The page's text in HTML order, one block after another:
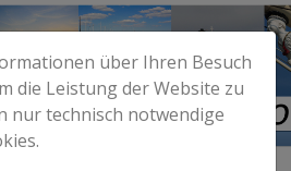
über Ihren Besuch
die Leistung der Website zu
nur technisch notwendige